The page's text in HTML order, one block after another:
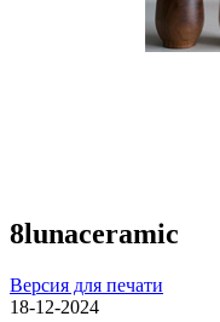
8lunaceramic
Версия для печати
18-12-2024